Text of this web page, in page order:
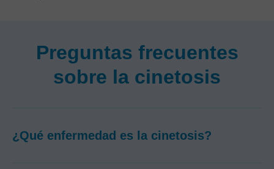
Preguntas frecuentes
sobre la cinetosis
¿Qué enfermedad es la cinetosis?